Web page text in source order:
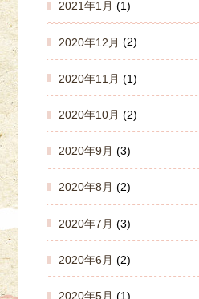
2021年1月 (1)
2020年12月 (2)
2020年11月 (1)
2020年10月 (2)
2020年9月 (3)
2020年8月 (2)
2020年7月 (3)
2020年6月 (2)
2020年5月 (1)